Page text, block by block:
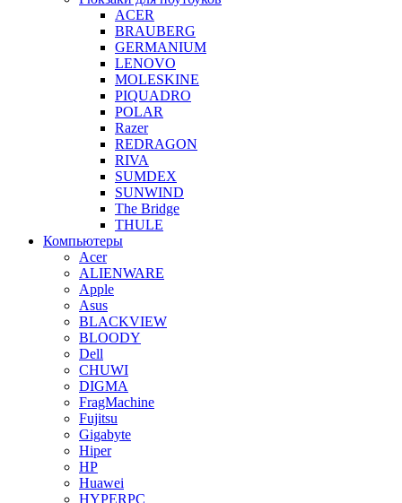
ACER
BRAUBERG
GERMANIUM
LENOVO
MOLESKINE
PIQUADRO
POLAR
Razer
REDRAGON
RIVA
SUMDEX
SUNWIND
The Bridge
THULE
Компьютеры
Acer
ALIENWARE
Apple
Asus
BLACKVIEW
BLOODY
Dell
CHUWI
DIGMA
FragMachine
Fujitsu
Gigabyte
Hiper
HP
Huawei
HYPERPC